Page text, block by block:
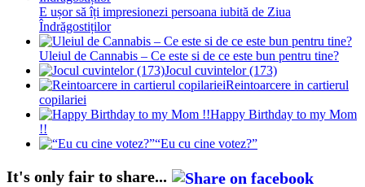
E ușor să îți impresionezi persoana iubită de Ziua
Îndrăgostiților
Uleiul de Cannabis – Ce este si de ce este bun pentru tine?
Jocul cuvintelor (173)
Reintoarcere in cartierul
copilariei
Happy Birthday to my Mom
!!
“Eu cu cine votez?”
It's only fair to share...